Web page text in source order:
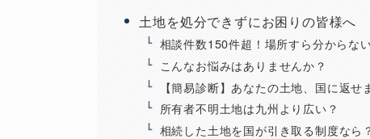
土地を処分できずにお困りの皆様へ
相談件数150件超！場所すら分からな
こんなお悩みはありませんか？
【簡易診断】あなたの土地、国に返せ
所有者不明土地は九州より広い？
相続した土地を国が引き取る制度なら